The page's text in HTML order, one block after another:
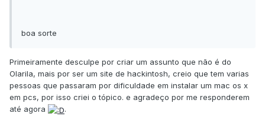
boa sorte
Primeiramente desculpe por criar um assunto que não é do
Olarila, mais por ser um site de hackintosh, creio que tem varias
pessoas que passaram por dificuldade em instalar um mac os x
em pcs, por isso criei o tópico. e agradeço por me responderem
até agora
.